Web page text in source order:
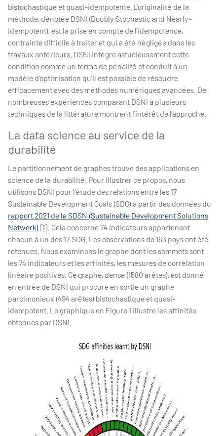
bistochastique et quasi-idempotente. L’originalité de la
méthode, dénotée DSNI (Doubly Stochastic and Nearly-
Idempotent), est la prise en compte de l’idempotence,
contrainte difficile à traiter et qui a été négligée dans les
travaux antérieurs. DSNI intègre astucieusement cette
condition comme un terme de pénalité et conduit à un
modèle d’optimisation qu’il est possible de résoudre
efficacement avec des méthodes numériques avancées. De
nombreuses expériences comparant DSNI à plusieurs
techniques de la littérature montrent l’intérêt de l’approche.
La data science au service de la
durabilité
Le partitionnement de graphes trouve des applications en
science de la durabilité. Pour illustrer ce propos, nous
utilisons DSNI pour l’étude des relations entre les 17
Sustainable Development Goals (SDG) à partir des données du
rapport 2021 de la SDSN (Sustainable Development Solutions
Network) [1]. Cela concerne 74 indicateurs appartenant
chacun à un des 17 SDG. Les observations de 163 pays ont été
retenues. Nous examinons le graphe dont les sommets sont
les 74 indicateurs et les affinités, les mesures de corrélation
linéaire positives. Ce graphe, dense (1580 arêtes), est donné
en entrée de DSNI qui procure en sortie un graphe
parcimonieux (494 arêtes) bistochastique et quasi-
idempotent. Le graphique en Figure 1 illustre les affinités
obtenues par DSNI.